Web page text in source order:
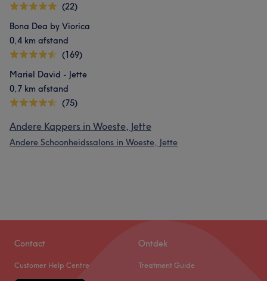
(22)
Bona Dea by Viorica
0,4 km afstand
(169)
Mariel David - Jette
0,7 km afstand
(75)
Andere Kappers in Woeste, Jette
Andere Schoonheidssalons in Woeste, Jette
Contact
Customer Help Centre
Ontdek
Treatment Guide